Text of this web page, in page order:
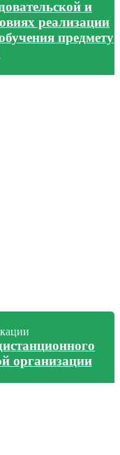
и
реализации
предмету
организации